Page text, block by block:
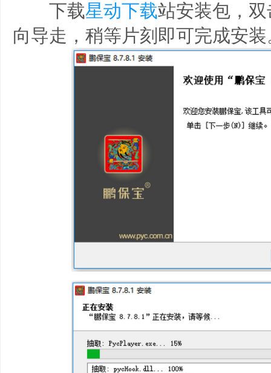
下载星动下载站安装包，
向导走，稍等片刻即可完成安装